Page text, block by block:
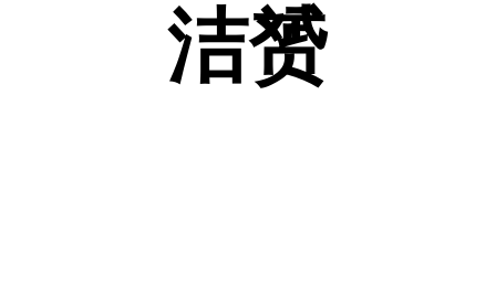
洁赟